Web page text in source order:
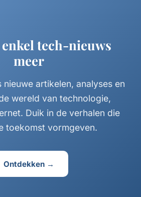
tech-nieuws
meer
nieuwe artikelen, analyses en
wereld van technologie,
Duik in de verhalen die
toekomst vormgeven.
Ontdekken →